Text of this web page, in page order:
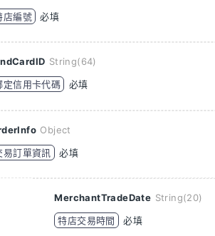
店編號
必填
String(64)
定信用卡代碼
必填
Object
易訂單資訊 必填
MerchantTradeDate String(20)
特店交易時間
必填